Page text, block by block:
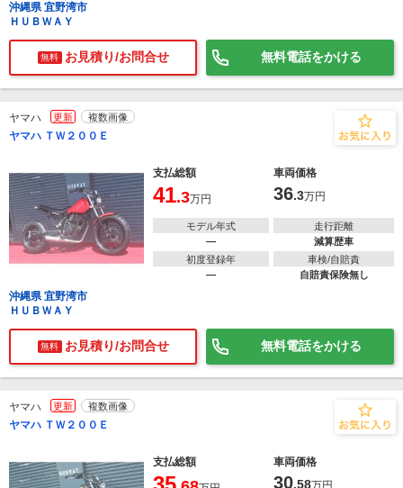
沖縄県 宜野湾市
ＨＵＢＷＡＹ
無料 お見積り/お問合せ 無料電話をかける
ヤマハ 更新 複数画像
ヤマハ ＴＷ２００Ｅ
支払総額 車両価格
41.3万円 36.3万円
モデル年式
―
走行距離
減算歴車
初度登録年
―
車検/自賠責
自賠責保険無し
沖縄県 宜野湾市
ＨＵＢＷＡＹ
無料 お見積り/お問合せ 無料電話をかける
ヤマハ 更新 複数画像
ヤマハ ＴＷ２００Ｅ
支払総額 車両価格
30.58万円